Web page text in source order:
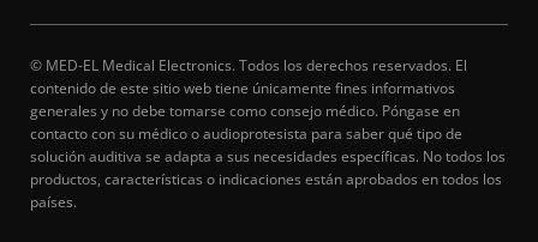
© MED-EL Medical Electronics. Todos los derechos reservados. El
contenido de este sitio web tiene únicamente fines informativos
generales y no debe tomarse como consejo médico. Póngase en
contacto con su médico o audioprotesista para saber qué tipo de
solución auditiva se adapta a sus necesidades específicas. No todos los
productos, características o indicaciones están aprobados en todos los
países.